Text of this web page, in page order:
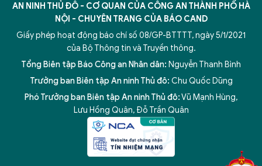
AN NINH THỦ ĐÔ - CƠ QUAN CỦA CÔNG AN THÀNH PHỐ HÀ
NỘI - CHUYÊN TRANG CỦA BÁO CAND
Giấy phép hoạt động báo chí số 08/GP-BTTTT, ngày 5/1/2021
của Bộ Thông tin và Truyền thông.
Tổng Biên tập Báo Công an Nhân dân: Nguyễn Thanh Bình
Trưởng ban Biên tập An ninh Thủ đô: Chu Quốc Dũng
Phó Trưởng ban Biên tập An ninh Thủ đô:Vũ Mạnh Hùng,
Lưu Hồng Quân, Đỗ Trần Quân
5 điểm nghẽn của Hà Nội giải pháp xử lý điểm nghẽn của